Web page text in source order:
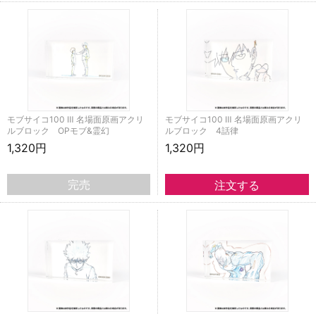
モブサイコ100 Ⅲ 名場面原画アクリ
ルブロック OPモブ&霊幻
1,320円
完売
モブサイコ100 Ⅲ 名場面原画アクリ
ルブロック 4話律
1,320円